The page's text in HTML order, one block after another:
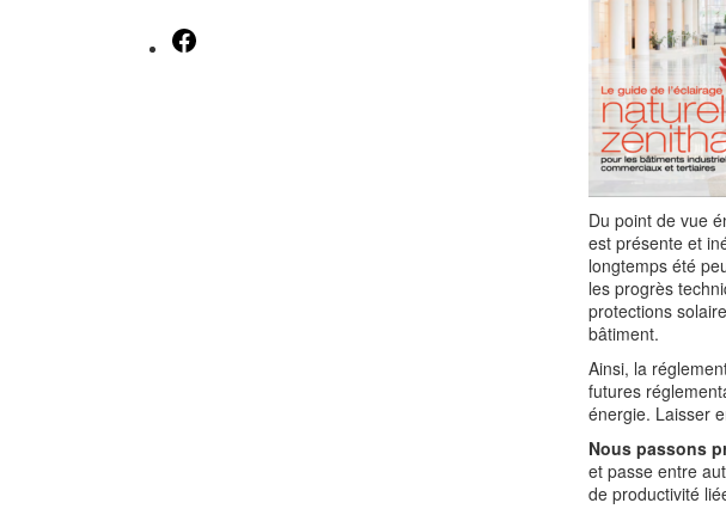
Du point de vue
est présente et
longtemps été
les progrès
protections
bâtiment.
Ainsi, la
futures
énergie. Laisser
Nous passons
et passe entre
de productivité